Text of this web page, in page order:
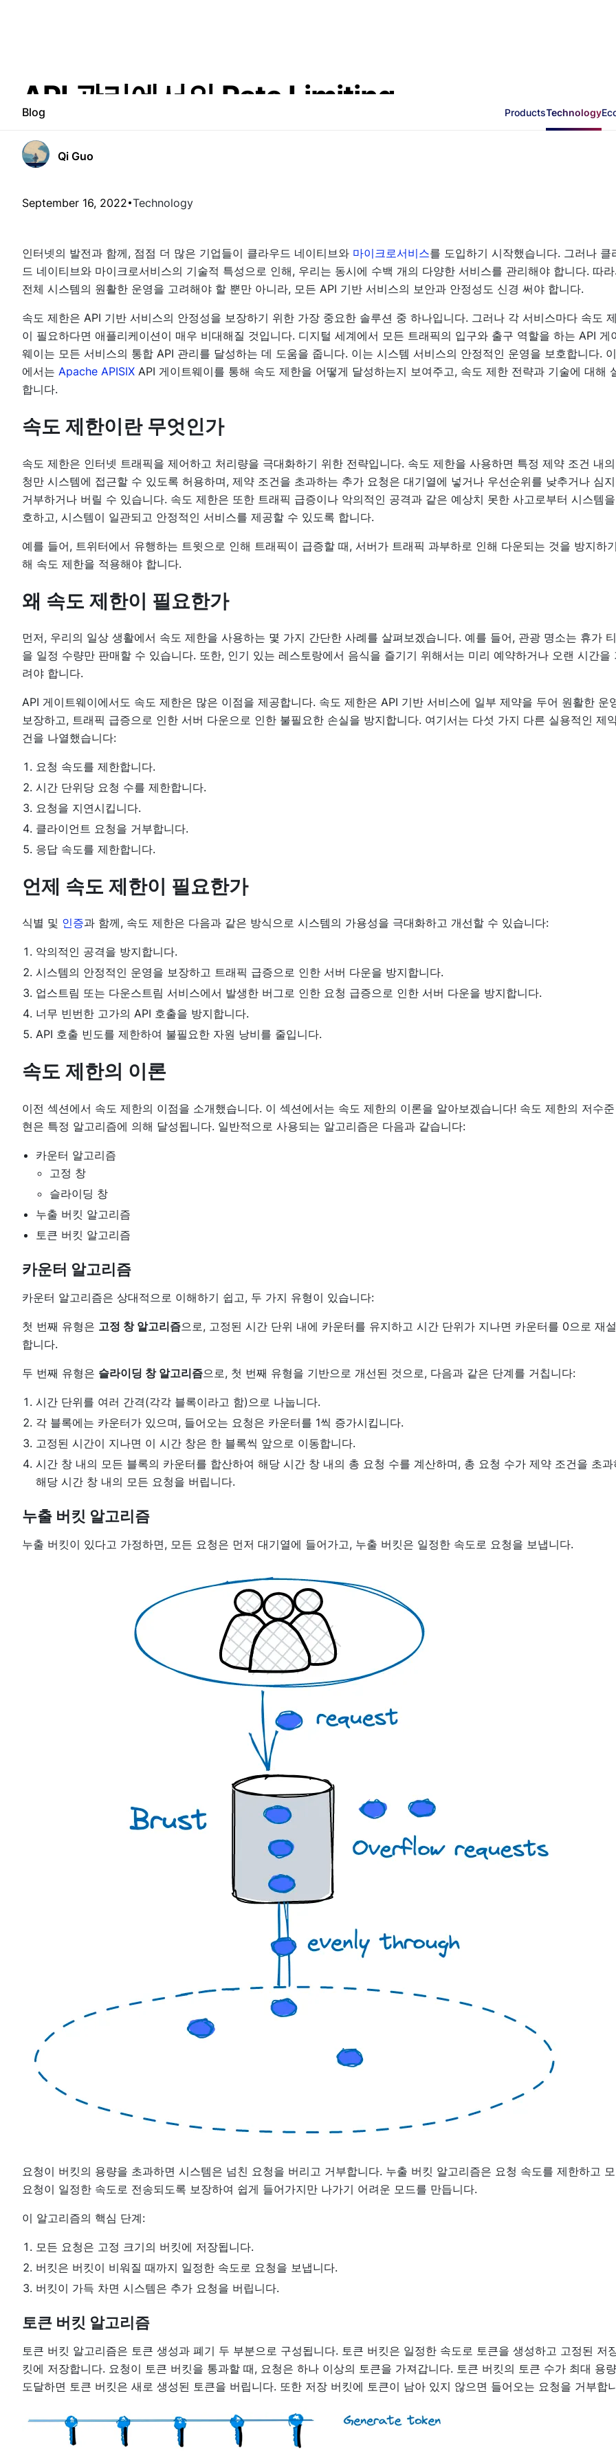
Blog ProductsTechnology
API 관리에서의 Rate Limiting
Qi Guo
September 16, 2022 Technology
인터넷의 발전과 함께, 점점 더 많은 기업들이 클라우드 네이티브와 마이크로서비스를 도입하기 시작했습니다. 그러나 클
드 네이티브와 마이크로서비스의 기술적 특성으로 인해, 우리는 동시에 수백 개의 다양한 서비스를 관리해야 합니다. 따
전체 시스템의 원활한 운영을 고려해야 할 뿐만 아니라, 모든 API 기반 서비스의 보안과 안정성도 신경 써야 합니다.
속도 제한은 API 기반 서비스의 안정성을 보장하기 위한 가장 중요한 솔루션 중 하나입니다. 그러나 각 서비스마다 속도
이 필요하다면 애플리케이션이 매우 비대해질 것입니다. 디지털 세계에서 모든 트래픽의 입구와 출구 역할을 하는 API 게
웨이는 모든 서비스의 통합 API 관리를 달성하는 데 도움을 줍니다. 이는 시스템 서비스의 안정적인 운영을 보호합니다.
에서는 Apache APISIX API 게이트웨이를 통해 속도 제한을 어떻게 달성하는지 보여주고, 속도 제한 전략과 기술에 대해
합니다.
속도 제한이란 무엇인가
속도 제한은 인터넷 트래픽을 제어하고 처리량을 극대화하기 위한 전략입니다. 속도 제한을 사용하면 특정 제약 조건 내
청만 시스템에 접근할 수 있도록 허용하며, 제약 조건을 초과하는 추가 요청은 대기열에 넣거나 우선순위를 낮추거나 심
거부하거나 버릴 수 있습니다. 속도 제한은 또한 트래픽 급증이나 악의적인 공격과 같은 예상치 못한 사고로부터 시스템
호하고, 시스템이 일관되고 안정적인 서비스를 제공할 수 있도록 합니다.
예를 들어, 트위터에서 유행하는 트윗으로 인해 트래픽이 급증할 때, 서버가 트래픽 과부하로 인해 다운되는 것을 방지하
해 속도 제한을 적용해야 합니다.
왜 속도 제한이 필요한가
먼저, 우리의 일상 생활에서 속도 제한을 사용하는 몇 가지 간단한 사례를 살펴보겠습니다. 예를 들어, 관광 명소는 휴가
을 일정 수량만 판매할 수 있습니다. 또한, 인기 있는 레스토랑에서 음식을 즐기기 위해서는 미리 예약하거나 오랜 시간을
려야 합니다.
API 게이트웨이에서도 속도 제한은 많은 이점을 제공합니다. 속도 제한은 API 기반 서비스에 일부 제약을 두어 원활한 운
보장하고, 트래픽 급증으로 인한 서버 다운으로 인한 불필요한 손실을 방지합니다. 여기서는 다섯 가지 다른 실용적인 제
건을 나열했습니다:
요청 속도를 제한합니다.
시간 단위당 요청 수를 제한합니다.
요청을 지연시킵니다.
클라이언트 요청을 거부합니다.
응답 속도를 제한합니다.
언제 속도 제한이 필요한가
식별 및 인증과 함께, 속도 제한은 다음과 같은 방식으로 시스템의 가용성을 극대화하고 개선할 수 있습니다:
악의적인 공격을 방지합니다.
시스템의 안정적인 운영을 보장하고 트래픽 급증으로 인한 서버 다운을 방지합니다.
업스트림 또는 다운스트림 서비스에서 발생한 버그로 인한 요청 급증으로 인한 서버 다운을 방지합니다.
너무 빈번한 고가의 API 호출을 방지합니다.
API 호출 빈도를 제한하여 불필요한 자원 낭비를 줄입니다.
속도 제한의 이론
이전 섹션에서 속도 제한의 이점을 소개했습니다. 이 섹션에서는 속도 제한의 이론을 알아보겠습니다! 속도 제한의 저수
현은 특정 알고리즘에 의해 달성됩니다. 일반적으로 사용되는 알고리즘은 다음과 같습니다:
카운터 알고리즘
고정 창
슬라이딩 창
누출 버킷 알고리즘
토큰 버킷 알고리즘
카운터 알고리즘
카운터 알고리즘은 상대적으로 이해하기 쉽고, 두 가지 유형이 있습니다:
첫 번째 유형은 고정 창 알고리즘으로, 고정된 시간 단위 내에 카운터를 유지하고 시간 단위가 지나면 카운터를 0으로 재
합니다.
두 번째 유형은 슬라이딩 창 알고리즘으로, 첫 번째 유형을 기반으로 개선된 것으로, 다음과 같은 단계를 거칩니다:
시간 단위를 여러 간격(각각 블록이라고 함)으로 나눕니다.
각 블록에는 카운터가 있으며, 들어오는 요청은 카운터를 1씩 증가시킵니다.
고정된 시간이 지나면 이 시간 창은 한 블록씩 앞으로 이동합니다.
시간 창 내의 모든 블록의 카운터를 합산하여 해당 시간 창 내의 총 요청 수를 계산하며, 총 요청 수가 제약 조건을 초과
해당 시간 창 내의 모든 요청을 버립니다.
누출 버킷 알고리즘
누출 버킷이 있다고 가정하면, 모든 요청은 먼저 대기열에 들어가고, 누출 버킷은 일정한 속도로 요청을 보냅니다.
요청이 버킷의 용량을 초과하면 시스템은 넘친 요청을 버리고 거부합니다. 누출 버킷 알고리즘은 요청 속도를 제한하고
요청이 일정한 속도로 전송되도록 보장하여 쉽게 들어가지만 나가기 어려운 모드를 만듭니다.
이 알고리즘의 핵심 단계:
모든 요청은 고정 크기의 버킷에 저장됩니다.
버킷은 버킷이 비워질 때까지 일정한 속도로 요청을 보냅니다.
버킷이 가득 차면 시스템은 추가 요청을 버립니다.
토큰 버킷 알고리즘
토큰 버킷 알고리즘은 토큰 생성과 폐기 두 부분으로 구성됩니다. 토큰 버킷은 일정한 속도로 토큰을 생성하고 고정된 저
킷에 저장합니다. 요청이 토큰 버킷을 통과할 때, 요청은 하나 이상의 토큰을 가져갑니다. 토큰 버킷의 토큰 수가 최대 용
도달하면 토큰 버킷은 새로 생성된 토큰을 버립니다. 또한 저장 버킷에 토큰이 남아 있지 않으면 들어오는 요청을 거부합